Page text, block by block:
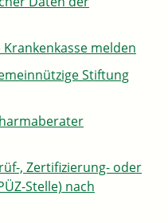
melden
Stiftung
, Zertifizierung- oder
Stelle) nach